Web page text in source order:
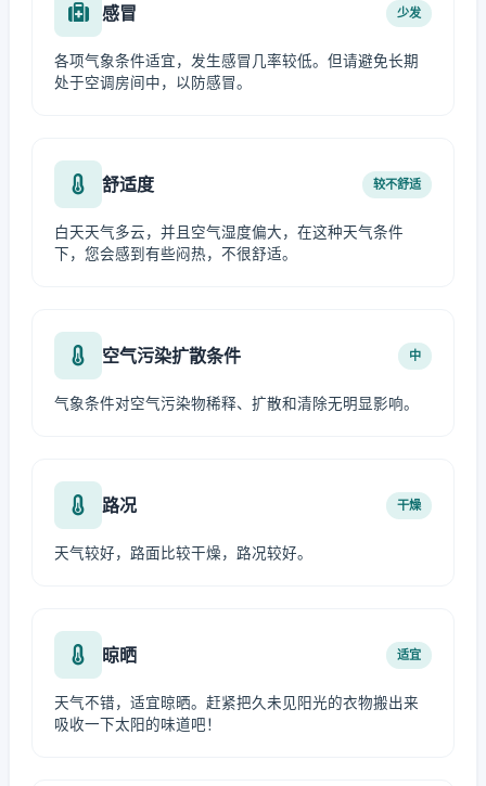
感冒 少发
各项气象条件适宜，发生感冒几率较低。但请避免长期
处于空调房间中，以防感冒。
舒适度 较不舒适
白天天气多云，并且空气湿度偏大，在这种天气条件
下，您会感到有些闷热，不很舒适。
空气污染扩散条件 中
气象条件对空气污染物稀释、扩散和清除无明显影响。
路况 干燥
天气较好，路面比较干燥，路况较好。
晾晒 适宜
天气不错，适宜晾晒。赶紧把久未见阳光的衣物搬出来
吸收一下太阳的味道吧！